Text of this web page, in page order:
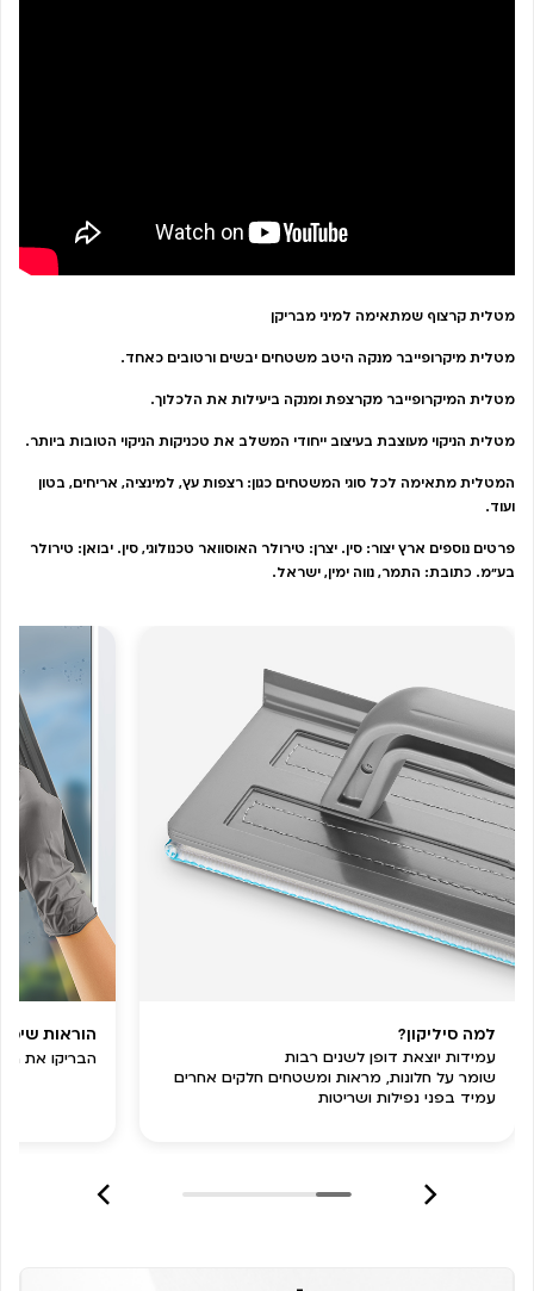
מטלית קרצוף שמתאימה למיני מבריקן
מטלית מיקרופייבר מנקה היטב משטחים יבשים ורטובים כאחד.
מטלית המיקרופייבר מקרצפת ומנקה ביעילות את הלכלוך.
מטלית הניקוי מעוצבת בעיצוב ייחודי המשלב את טכניקות הניקוי הטובות ביותר.
המטלית מתאימה לכל סוגי המשטחים כגון: רצפות עץ, למינציה, אריחים, בטון
ועוד.
פרטים נוספים ארץ יצור: סין. יצרן: טירולר האוסוואר טכנולוגי, סין. יבואן: טירולר
בע"מ. כתובת: התמר, נווה ימין, ישראל.
למה סיליקון?
עמידות יוצאת דופן לשנים רבות
שומר על חלונות, מראות ומשטחים חלקים אחרים
עמיד בפני נפילות ושריטות
הוראות
הבריקו את